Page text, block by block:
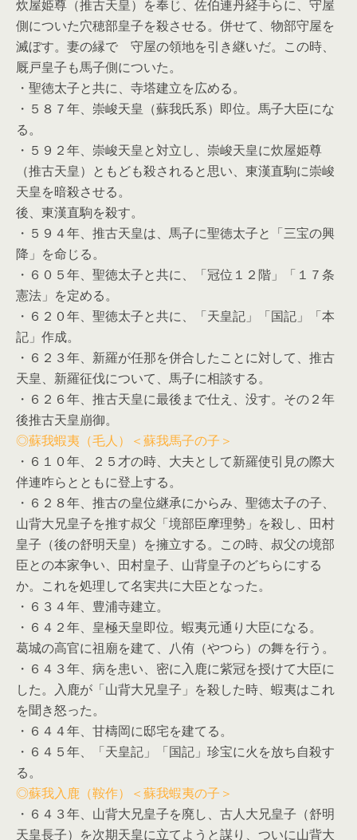
炊屋姫尊（推古天皇）を奉じ、佐伯連丹経手らに、守屋
側についた穴穂部皇子を殺させる。併せて、物部守屋を
滅ぼす。妻の縁で 守屋の領地を引き継いだ。この時、
厩戸皇子も馬子側についた。
・聖徳太子と共に、寺塔建立を広める。
・５８７年、崇峻天皇（蘇我氏系）即位。馬子大臣にな
る。
・５９２年、崇峻天皇と対立し、崇峻天皇に炊屋姫尊
（推古天皇）ともども殺されると思い、東漢直駒に崇峻
天皇を暗殺させる。
後、東漢直駒を殺す。
・５９４年、推古天皇は、馬子に聖徳太子と「三宝の興
降」を命じる。
・６０５年、聖徳太子と共に、「冠位１２階」「１７条
憲法」を定める。
・６２０年、聖徳太子と共に、「天皇記」「国記」「本
記」作成。
・６２３年、新羅が任那を併合したことに対して、推古
天皇、新羅征伐について、馬子に相談する。
・６２６年、推古天皇に最後まで仕え、没す。その２年
後推古天皇崩御。
◎蘇我蝦夷（毛人）＜蘇我馬子の子＞
・６１０年、２５才の時、大夫として新羅使引見の際大
伴連咋らとともに登上する。
・６２８年、推古の皇位継承にからみ、聖徳太子の子、
山背大兄皇子を推す叔父「境部臣摩理勢」を殺し、田村
皇子（後の舒明天皇）を擁立する。この時、叔父の境部
臣との本家争い、田村皇子、山背皇子のどちらにする
か。これを処理して名実共に大臣となった。
・６３４年、豊浦寺建立。
・６４２年、皇極天皇即位。蝦夷元通り大臣になる。
葛城の高官に祖廟を建て、八侑（やつら）の舞を行う。
・６４３年、病を患い、密に入鹿に紫冠を授けて大臣に
した。入鹿が「山背大兄皇子」を殺した時、蝦夷はこれ
を聞き怒った。
・６４４年、甘檮岡に邸宅を建てる。
・６４５年、「天皇記」「国記」珍宝に火を放ち自殺す
る。
◎蘇我入鹿（鞍作）＜蘇我蝦夷の子＞
・６４３年、山背大兄皇子を廃し、古人大兄皇子（舒明
天皇長子）を次期天皇に立てようと謀り、ついに山背大